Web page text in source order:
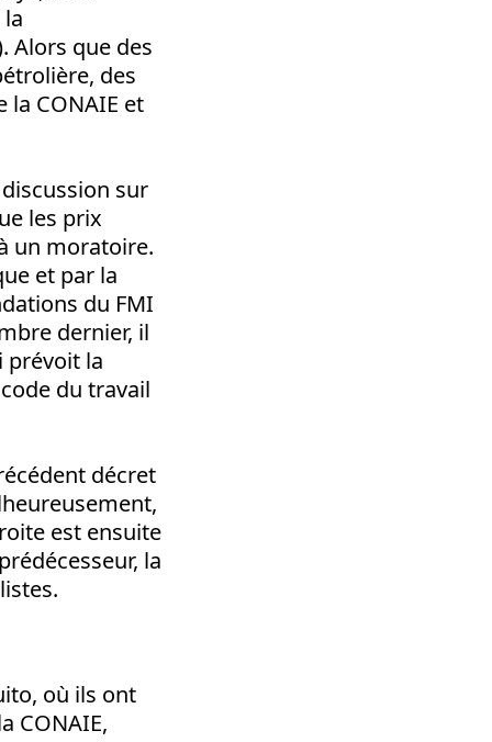
Alors que des
des
la CONAIE et
sur
les prix
un moratoire.
et par la
du FMI
dernier, il
prévoit la
du travail
décret
est ensuite
la
où ils ont
CONAIE,